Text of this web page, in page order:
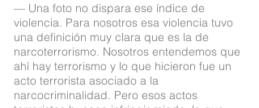
— Una foto no dispara ese índice de
violencia. Para nosotros esa violencia tuvo
una definición muy clara que es la de
narcoterrorismo. Nosotros entendemos que
ahí hay terrorismo y lo que hicieron fue un
acto terrorista asociado a la
narcocriminalidad. Pero esos actos